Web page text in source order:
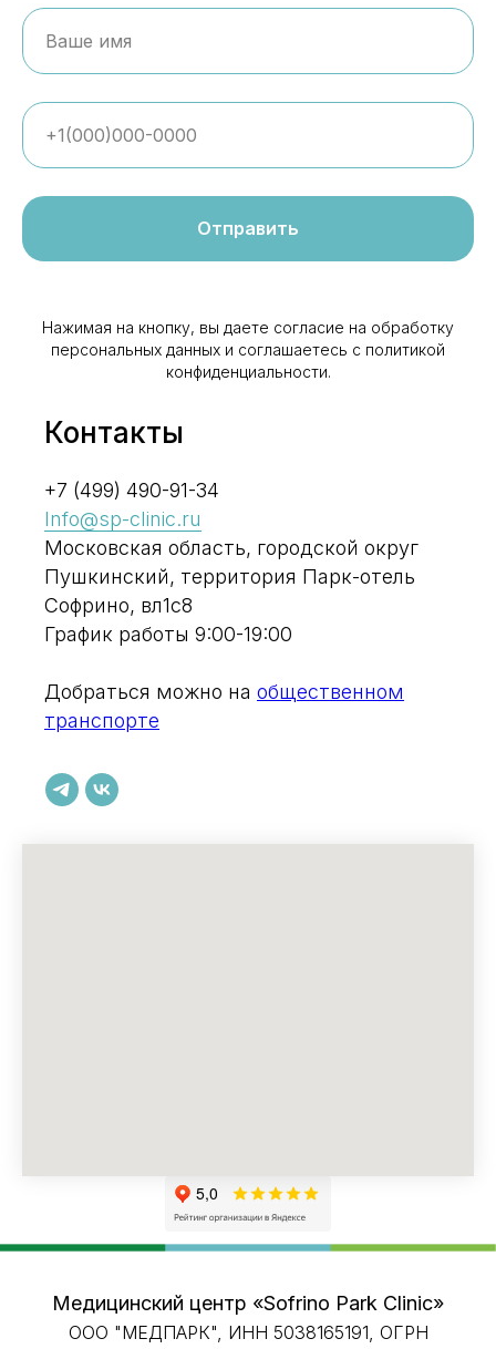
Отправить
Нажимая на кнопку, вы даете согласие на обработку
персональных данных и соглашаетесь c политикой
конфиденциальности.
Контакты
+7 (499) 490-91-34
Info@sp-clinic.ru
Московская область, городской округ
Пушкинский, территория Парк-отель
Софрино, вл1с8
График работы 9:00-19:00
Добраться можно на общественном
транспорте
Медицинский центр «Sofrino Park Clinic»
ООО "МЕДПАРК", ИНН 5038165191, ОГРН